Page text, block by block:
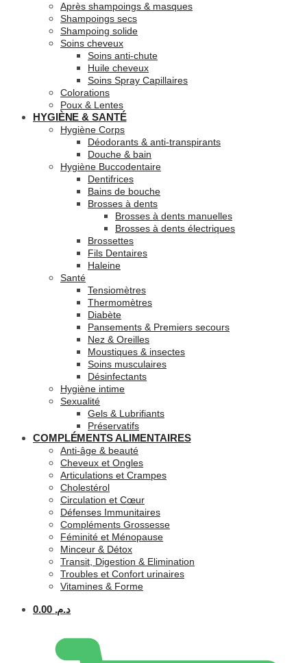
Après shampoings & masques
Shampoings secs
Shampoing solide
Soins cheveux
Soins anti-chute
Huile cheveux
Soins Spray Capillaires
Colorations
Poux & Lentes
HYGIÈNE & SANTÉ
Hygiène Corps
Déodorants & anti-transpirants
Douche & bain
Hygiène Buccodentaire
Dentifrices
Bains de bouche
Brosses à dents
Brosses à dents manuelles
Brosses à dents électriques
Brossettes
Fils Dentaires
Haleine
Santé
Tensiomètres
Thermomètres
Diabète
Pansements & Premiers secours
Nez & Oreilles
Moustiques & insectes
Soins musculaires
Désinfectants
Hygiène intime
Sexualité
Gels & Lubrifiants
Préservatifs
COMPLÉMENTS ALIMENTAIRES
Anti-âge & beauté
Cheveux et Ongles
Articulations et Crampes
Cholestérol
Circulation et Cœur
Défenses Immunitaires
Compléments Grossesse
Féminité et Ménopause
Minceur & Détox
Transit, Digestion & Elimination
Troubles et Confort urinaires
Vitamines & Forme
د.م. 0.00